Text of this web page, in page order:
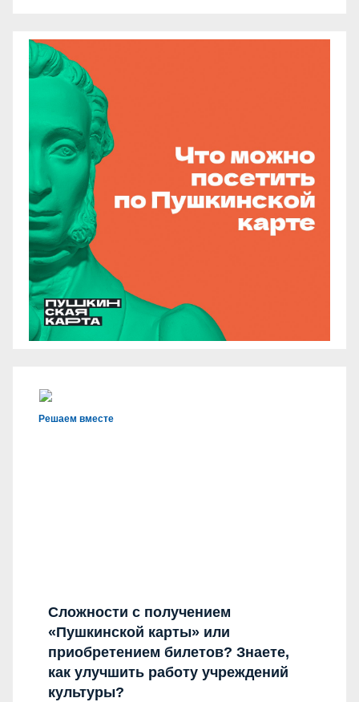
Решаем вместе
Сложности с получением
«Пушкинской карты» или
приобретением билетов? Знаете,
как улучшить работу учреждений
культуры?